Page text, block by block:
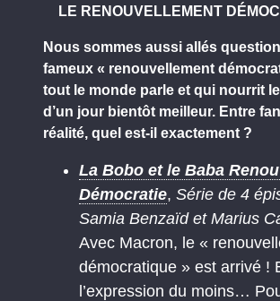
LE RENOUVELLEMENT
Nous sommes aussi allés
fameux « renouvellement
tout le monde parle et qui nourrit
d’un jour bientôt meilleur. Entre
réalité, quel est-il exactement ?
La Bobo et le Baba
Démocratie, Série de 4
Samia Benzaïd et Marius
Avec Macron, le «
démocratique » est arrivé !
l’expression du moins…